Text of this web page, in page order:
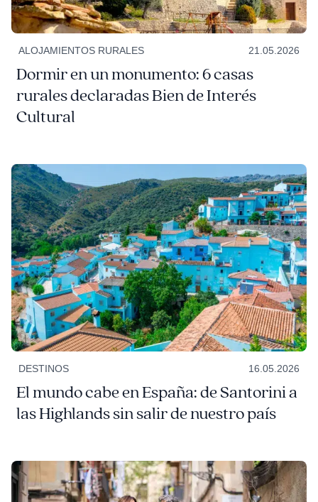
ALOJAMIENTOS RURALES 21.05.2026
Dormir en un monumento: 6 casas
rurales declaradas Bien de Interés
Cultural
DESTINOS 16.05.2026
El mundo cabe en España: de Santorini a
las Highlands sin salir de nuestro país